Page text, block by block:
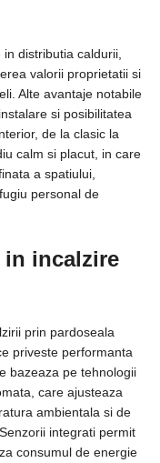
distributia caldurii,
valorii proprietatii si
Alte avantaje notabile
si posibilitatea
de la clasic la
calm si placut, in care
a spatiului,
personal de
incalzire
prin pardoseala
priveste performanta
bazeaza pe tehnologii
care ajusteaza
ambientala si de
integrati permit
consumul de energie